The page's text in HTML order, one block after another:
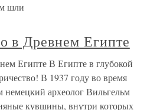
шли
в Древнем Египте
Египте В Египте в глубокой
В 1937 году во время
немецкий археолог Вильгельм
кувшины, внутри которых